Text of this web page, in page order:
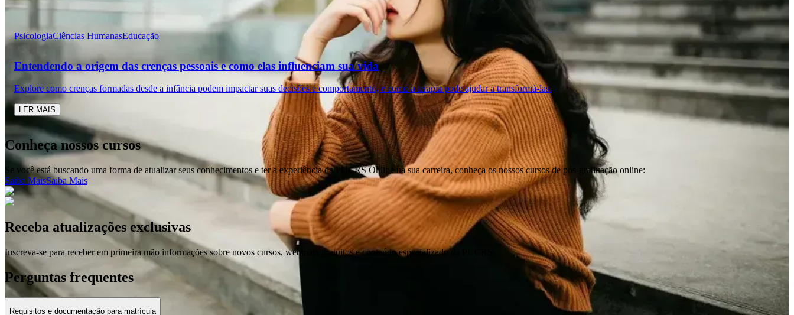
PsicologiaCiências HumanasEducação
Entendendo a origem das crenças pessoais e como elas influenciam sua vida
Explore como crenças formadas desde a infância podem impactar suas decisões e comportamento, e como a terapia pode ajudar a transformá-las.
LER MAIS
Conheça nossos cursos
Se você está buscando uma forma de atualizar seus conhecimentos e ter a experiência da PUCRS Online na sua carreira, conheça os nossos cursos de pós-graduação online:
Saiba MaisSaiba Mais
Receba atualizações exclusivas
Inscreva-se para receber em primeira mão informações sobre novos cursos, webinars gratuitos e conteúdo especializado da PUCRS
Perguntas frequentes
Requisitos e documentação para matrícula